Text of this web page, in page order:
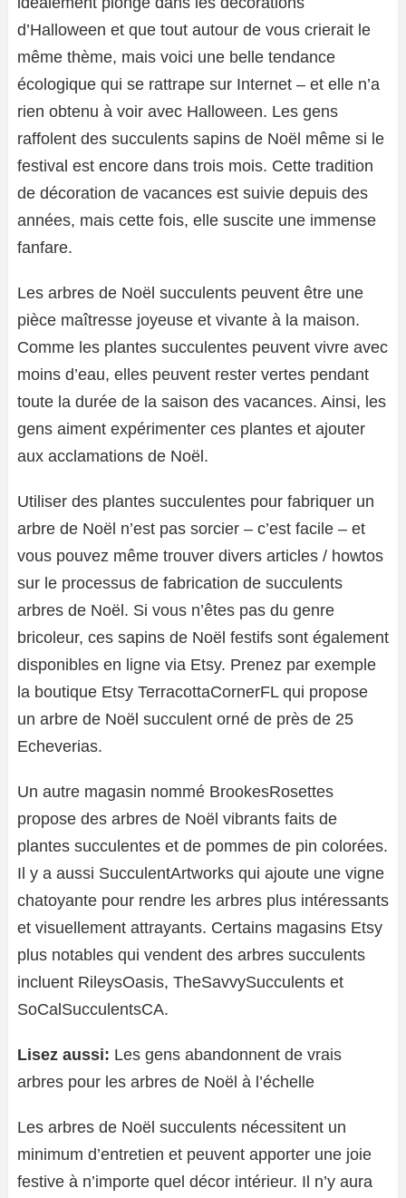
d’Halloween et que tout autour de vous crierait le
même thème, mais voici une belle tendance
écologique qui se rattrape sur Internet – et elle n’a
rien obtenu à voir avec Halloween. Les gens
raffolent des succulents sapins de Noël même si le
festival est encore dans trois mois. Cette tradition
de décoration de vacances est suivie depuis des
années, mais cette fois, elle suscite une immense
fanfare.
Les arbres de Noël succulents peuvent être une
pièce maîtresse joyeuse et vivante à la maison.
Comme les plantes succulentes peuvent vivre avec
moins d’eau, elles peuvent rester vertes pendant
toute la durée de la saison des vacances. Ainsi, les
gens aiment expérimenter ces plantes et ajouter
aux acclamations de Noël.
Utiliser des plantes succulentes pour fabriquer un
arbre de Noël n’est pas sorcier – c’est facile – et
vous pouvez même trouver divers articles / howtos
sur le processus de fabrication de succulents
arbres de Noël. Si vous n’êtes pas du genre
bricoleur, ces sapins de Noël festifs sont également
disponibles en ligne via Etsy. Prenez par exemple
la boutique Etsy TerracottaCornerFL qui propose
un arbre de Noël succulent orné de près de 25
Echeverias.
Un autre magasin nommé BrookesRosettes
propose des arbres de Noël vibrants faits de
plantes succulentes et de pommes de pin colorées.
Il y a aussi SucculentArtworks qui ajoute une vigne
chatoyante pour rendre les arbres plus intéressants
et visuellement attrayants. Certains magasins Etsy
plus notables qui vendent des arbres succulents
incluent RileysOasis, TheSavvySucculents et
SoCalSucculentsCA.
Lisez aussi: Les gens abandonnent de vrais
arbres pour les arbres de Noël à l’échelle
Les arbres de Noël succulents nécessitent un
minimum d’entretien et peuvent apporter une joie
festive à n’importe quel décor intérieur. Il n’y aura